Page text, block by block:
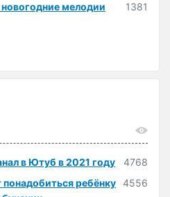
мелодии
1381
в Ютуб в 2021 году
4768
ребёнку 4556